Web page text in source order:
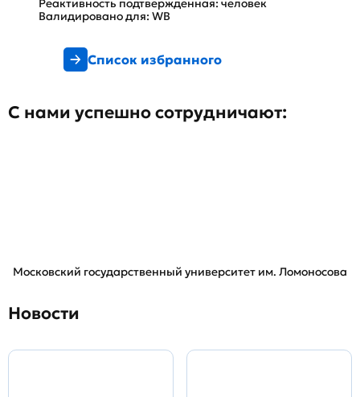
Реактивность подтвержденная: человек
Валидировано для: WB
Список избранного
С нами успешно сотрудничают:
Московский государственный университет им. Ломоносова
Новости